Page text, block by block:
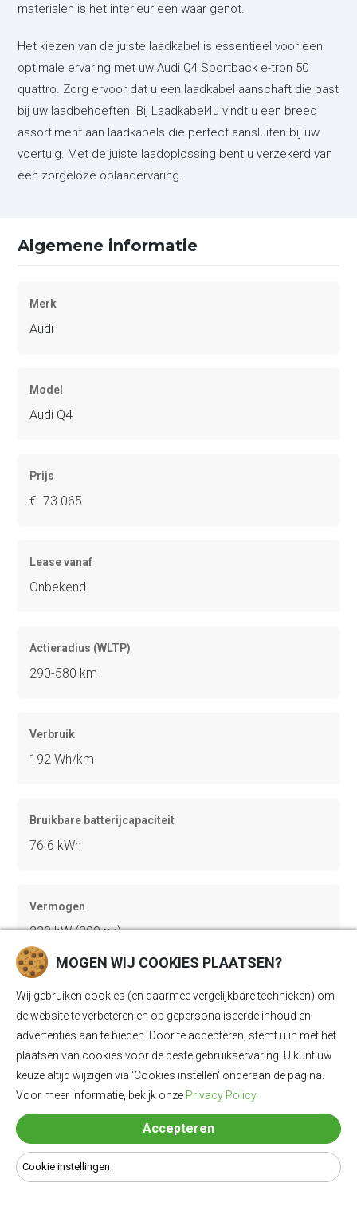
materialen is het interieur een waar genot.
Het kiezen van de juiste laadkabel is essentieel voor een
optimale ervaring met uw Audi Q4 Sportback e-tron 50
quattro. Zorg ervoor dat u een laadkabel aanschaft die past
bij uw laadbehoeften. Bij Laadkabel4u vindt u een breed
assortiment aan laadkabels die perfect aansluiten bij uw
voertuig. Met de juiste laadoplossing bent u verzekerd van
een zorgeloze oplaadervaring.
Algemene informatie
Merk
Audi
Model
Audi Q4
Prijs
€ 73.065
Lease vanaf
Onbekend
Actieradius (WLTP)
290-580 km
Verbruik
192 Wh/km
Bruikbare batterijcapaciteit
76.6 kWh
Vermogen
220 kW (299 pk)
Acceleratie 0-100
6.2 sec
Topsnelheid
180 km/u
Gewicht
MOGEN WIJ COOKIES PLAATSEN?
Wij gebruiken cookies (en daarmee vergelijkbare technieken) om
de website te verbeteren en op gepersonaliseerde inhoud en
advertenties aan te bieden. Door te accepteren, stemt u in met het
plaatsen van cookies voor de beste gebruikservaring. U kunt uw
keuze altijd wijzigen via 'Cookies instellen' onderaan de pagina.
Voor meer informatie, bekijk onze Privacy Policy.
Accepteren
Cookie instellingen